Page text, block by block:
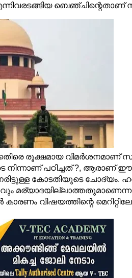
ബെഞ്ചിന്റെതാണ്
രൂക്ഷമായ വിമര്‍ശനമാണ്
നിന്നാണ് പഠിച്ചത് ?, ആരാണ് ഈ
കോടതിയുടെ ചോദ്യം.
വിഷയത്തിന്റെ
മലയാളി ന്യൂസ്,